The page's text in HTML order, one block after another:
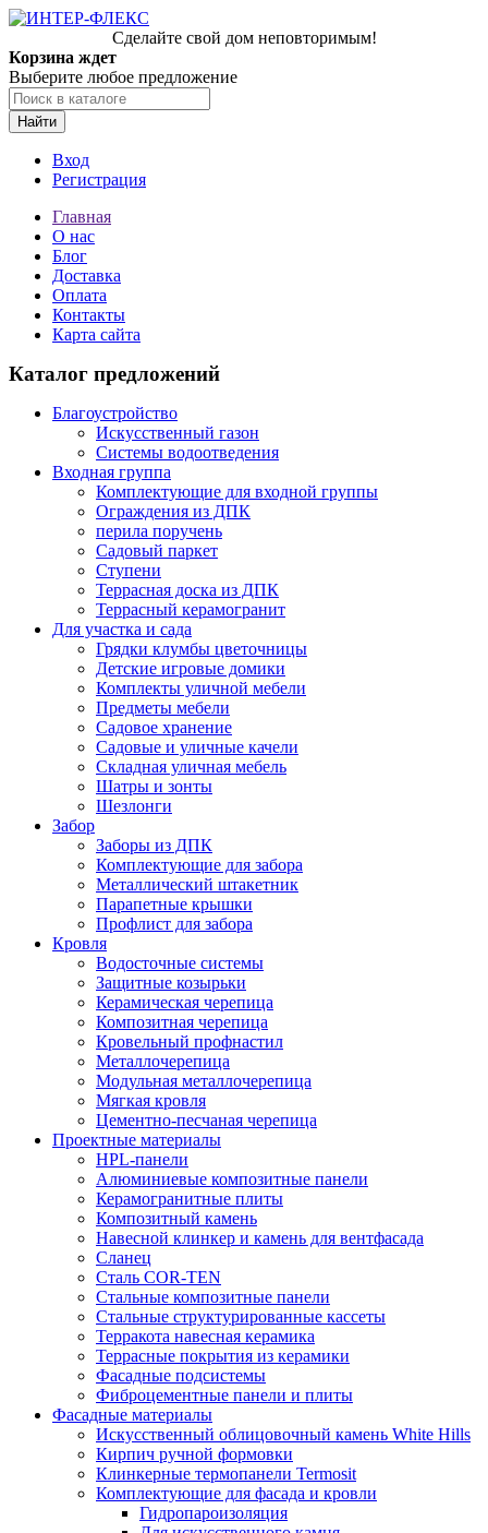
Сделайте свой дом неповторимым!
Корзина ждет
Выберите любое предложение
Найти
Вход
Регистрация
Главная
О нас
Блог
Доставка
Оплата
Контакты
Карта сайта
Каталог предложений
Благоустройство
Искусственный газон
Системы водоотведения
Входная группа
Комплектующие для входной группы
Ограждения из ДПК
перила поручень
Садовый паркет
Ступени
Террасная доска из ДПК
Террасный керамогранит
Для участка и сада
Грядки клумбы цветочницы
Детские игровые домики
Комплекты уличной мебели
Предметы мебели
Садовое хранение
Садовые и уличные качели
Складная уличная мебель
Шатры и зонты
Шезлонги
Забор
Заборы из ДПК
Комплектующие для забора
Металлический штакетник
Парапетные крышки
Профлист для забора
Кровля
Водосточные системы
Защитные козырьки
Керамическая черепица
Композитная черепица
Кровельный профнастил
Металлочерепица
Модульная металлочерепица
Мягкая кровля
Цементно-песчаная черепица
Проектные материалы
HPL-панели
Алюминиевые композитные панели
Керамогранитные плиты
Композитный камень
Навесной клинкер и камень для вентфасада
Сланец
Сталь COR-TEN
Стальные композитные панели
Стальные структурированные кассеты
Терракота навесная керамика
Террасные покрытия из керамики
Фасадные подсистемы
Фиброцементные панели и плиты
Фасадные материалы
Искусственный облицовочный камень White Hills
Кирпич ручной формовки
Клинкерные термопанели Termosit
Комплектующие для фасада и кровли
Гидропароизоляция